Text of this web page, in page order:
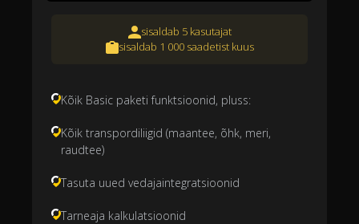
sisaldab 5 kasutajat
sisaldab 1 000 saadetist kuus
Kõik Basic paketi funktsioonid, pluss:
Kõik transpordiliigid (maantee, õhk, meri,
raudtee)
Tasuta uued vedajaintegratsioonid
Tarneaja kalkulatsioonid